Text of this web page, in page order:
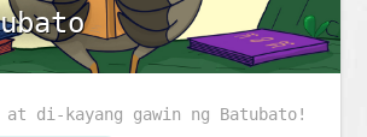
at di-kayang gawin ng Batubato!